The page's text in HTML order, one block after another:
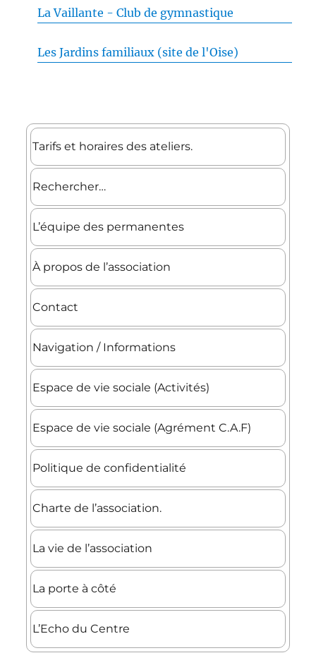
La Vaillante - Club de gymnastique
Les Jardins familiaux (site de l'Oise)
Tarifs et horaires des ateliers.
Rechercher…
L’équipe des permanentes
À propos de l’association
Contact
Navigation / Informations
Espace de vie sociale (Activités)
Espace de vie sociale (Agrément C.A.F)
Politique de confidentialité
Charte de l’association.
La vie de l’association
La porte à côté
L’Echo du Centre